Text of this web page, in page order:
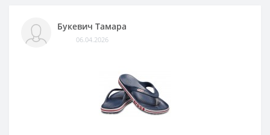
Букевич Тамара
06.04.2026